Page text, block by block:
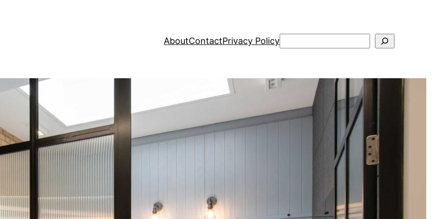
AboutContactPrivacy PolicySearch
Kecantikan